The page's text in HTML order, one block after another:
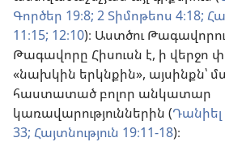
Գործեր 19։8; 2 Տիմոթեոս 4։18;
11։15; 12։10)։ Աստծու
Թագավորը Հիսուսն է, ի վերջո
«նախկին երկնքին», այսինքն՝
հաստատած բոլոր անկատար
կառավարություններին (Դանիել
33; Հայտնություն 19։11-18)։